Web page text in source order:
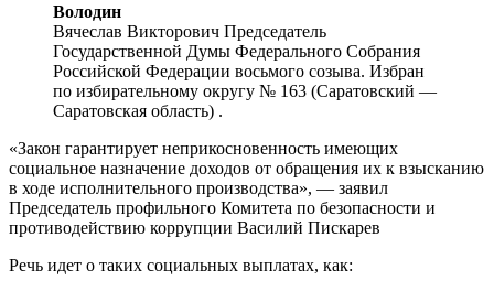
Володин
Вячеслав Викторович Председатель
Государственной Думы Федерального Собрания
Российской Федерации восьмого созыва. Избран
по избирательному округу № 163 (Саратовский —
Саратовская область) .
«Закон гарантирует неприкосновенность имеющих
социальное назначение доходов от обращения их к взысканию
в ходе исполнительного производства», — заявил
Председатель профильного Комитета по безопасности и
противодействию коррупции Василий Пискарев
Речь идет о таких социальных выплатах, как: